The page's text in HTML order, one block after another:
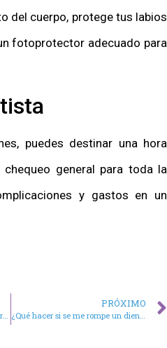
del cuerpo, protege tus labios
fotoprotector adecuado para
puedes destinar una hora
general para toda la
y gastos en un
¿Por qué la impresión 3D podría ser una buena herramienta en odontología?
PRÓXIMO
¿Qué hacer si se me rompe un diente?